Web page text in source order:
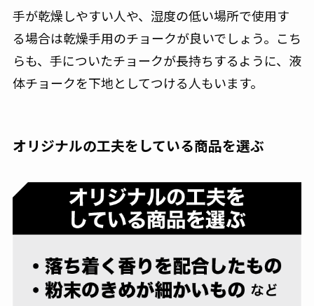
手が乾燥しやすい人や、湿度の低い場所で使用す
る場合は乾燥手用のチョークが良いでしょう。こち
らも、手についたチョークが長持ちするように、液
体チョークを下地としてつける人もいます。
オリジナルの工夫をしている商品を選ぶ